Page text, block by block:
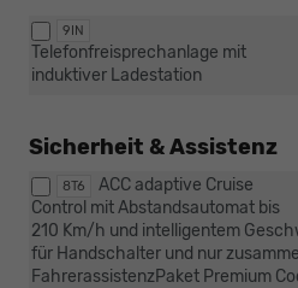
9IN
Telefonfreisprechanlage mit
induktiver Ladestation
Sicherheit & Assistenz
8T6
ACC adaptive Cruise
Control mit Abstandsautomat bis
210 Km/h und intelligentem
für Handschalter und nur
FahrerassistenzPaket Premium